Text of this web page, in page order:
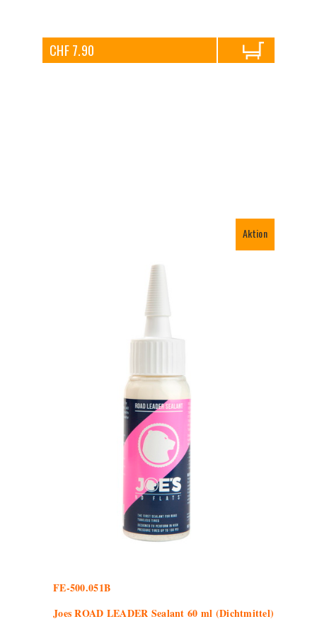
CHF 7.90
FE-500.051B
Joes ROAD LEADER Sealant 60 ml (Dichtmittel)
Aktion